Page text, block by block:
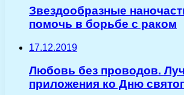
Звездообразные
помочь в борьбе с раком
17.12.2019
Любовь без проводов.
приложения ко Дню